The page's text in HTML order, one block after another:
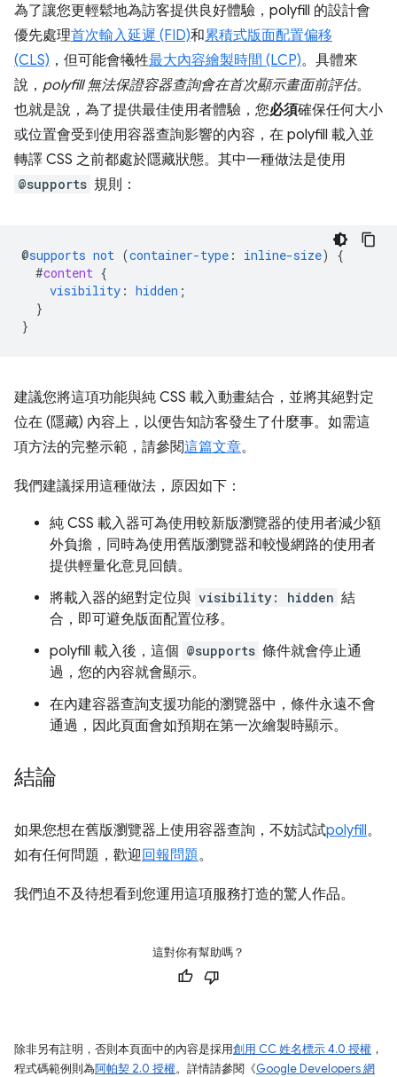
為了讓您更輕鬆地為訪客提供良好體驗，polyfill 的設計會
優先處理首次輸入延遲 (FID)和累積式版面配置偏移
(CLS) ，但可能會犧牲最大內容繪製時間 (LCP)。具體來
說， polyfill 無法保證容器查詢會在首次顯示畫面前評估。
也就是說，為了提供最佳使用者體驗，您必須確保任何大小
或位置會受到使用容器查詢影響的內容，在 polyfill 載入並
轉譯 CSS 之前都處於隱藏狀態。其中一種做法是使用
@supports 規則：
@supports not (container-type : inline-size)
{
#content {
visibility : hidden ;
}
}
建議您將這項功能與純 CSS 載入動畫結合，並將其絕對定
位在 (隱藏) 內容上，以便告知訪客發生了什麼事。如需這
項方法的完整示範，請參閱這篇文章。
我們建議採用這種做法，原因如下：
純 CSS 載入器可為使用較新版瀏覽器的使用者減少額
外負擔，同時為使用舊版瀏覽器和較慢網路的使用者
提供輕量化意見回饋。
將載入器的絕對定位與 visibility: hidden 結
合，即可避免版面配置位移。
polyfill 載入後，這個 @supports 條件就會停止通
過，您的內容就會顯示。
在內建容器查詢支援功能的瀏覽器中，條件永遠不會
通過，因此頁面會如預期在第一次繪製時顯示。
結論
如果您想在舊版瀏覽器上使用容器查詢，不妨試試polyfill。
如有任何問題，歡迎回報問題。
我們迫不及待想看到您運用這項服務打造的驚人作品。
這對你有幫助嗎？
除非另有註明，否則本頁面中的內容是採用創用 CC 姓名標示 4.0 授權 ，
程式碼範例則為阿帕契 2.0 授權。詳情請參閱《Google Developers 網